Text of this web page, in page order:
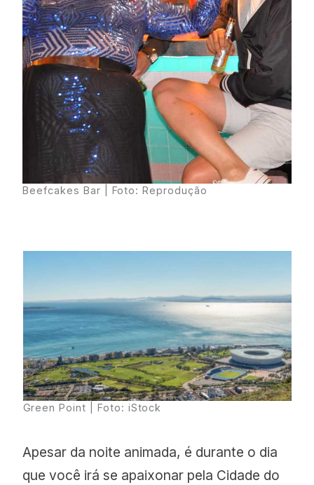
Beefcakes Bar | Foto: Reprodução
Green Point | Foto: iStock
Apesar da noite animada, é durante o dia
que você irá se apaixonar pela Cidade do